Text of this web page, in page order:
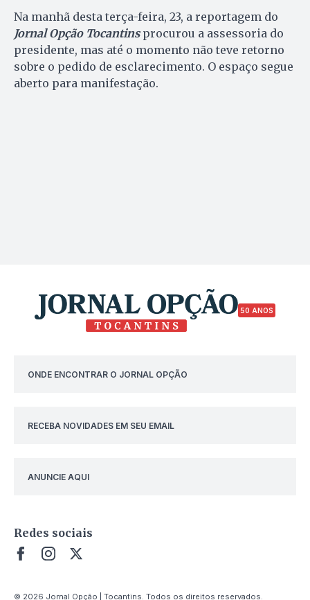
Na manhã desta terça-feira, 23, a reportagem do
Jornal Opção Tocantinsprocurou a assessoria do
presidente, mas até o momento não teve retorno
sobre o pedido de esclarecimento. O espaço segue
aberto para manifestação.
50 ANOS
ONDE ENCONTRAR O JORNAL OPÇÃO
RECEBA NOVIDADES EM SEU EMAIL
ANUNCIE AQUI
Redes sociais
© 2026 Jornal Opção | Tocantins. Todos os direitos reservados.